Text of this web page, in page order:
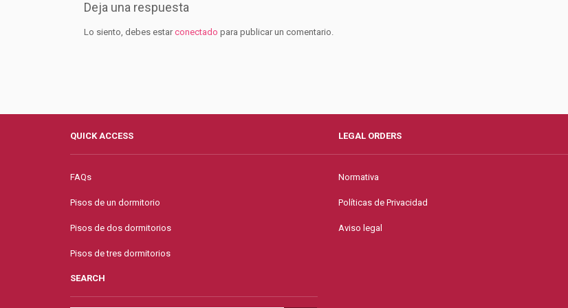
Deja una respuesta
Lo siento, debes estarconectado para publicar un comentario.
QUICK ACCESS
FAQs
Pisos de un dormitorio
Pisos de dos dormitorios
Pisos de tres dormitorios
SEARCH
LEGAL ORDERS
Normativa
Políticas de Privacidad
Aviso legal